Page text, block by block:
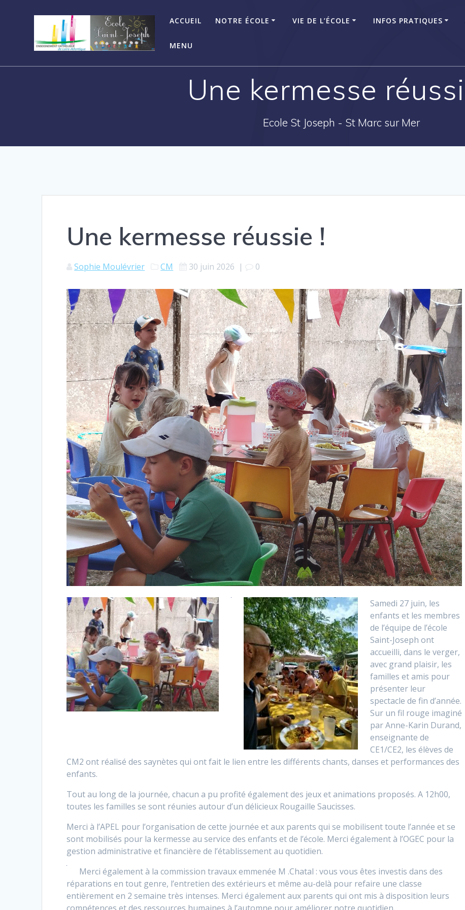
ACCUEIL NOTRE ÉCOLE VIE DE L’ÉCOLE INFOS PRATIQUES
MENU
Une kermesse
Ecole St Joseph - St Marc sur Mer
Une kermesse réussie !
Sophie Moulévrier CM 30 juin 2026 | 0
Samedi 27 juin, les
enfants et les membres
de l’équipe de l’école
Saint-Joseph ont
accueilli, dans le verger,
avec grand plaisir, les
familles et amis pour
présenter leur
spectacle de fin d’année.
Sur un fil rouge imaginé
par Anne-Karin Durand,
enseignante de
CE1/CE2, les élèves de
CM2 ont réalisé des saynètes qui ont fait le lien entre les différents chants, danses et performances des
enfants.
Tout au long de la journée, chacun a pu profité également des jeux et animations proposés. A 12h00,
toutes les familles se sont réunies autour d’un délicieux Rougaille Saucisses.
Merci à l’APEL pour l’organisation de cette journée et aux parents qui se mobilisent toute l’année et se
sont mobilisés pour la kermesse au service des enfants et de l’école. Merci également à l’OGEC pour la
gestion administrative et financière de l’établissement au quotidien.
Merci également à la commission travaux emmenée M .Chatal : vous vous êtes investis dans des
réparations en tout genre, l’entretien des extérieurs et même au-delà pour refaire une classe
entièrement en 2 semaine très intenses. Merci également aux parents qui ont mis à disposition leurs